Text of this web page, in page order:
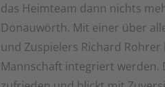
das Heimteam dann nichts
Donauwörth. Mit einer über
und Zuspielers Richard
Mannschaft integriert